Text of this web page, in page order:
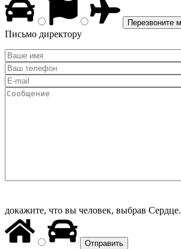
Письмо директору
докажите, что вы человек, выбрав Сердце.